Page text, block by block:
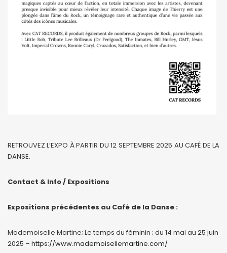
RETROUVEZ L’EXPO À PARTIR DU 12 SEPTEMBRE 2025 AU CAFÉ DE LA
DANSE.
Contact & Info / Expositions
Expositions précédentes au Café de la Danse :
Mademoiselle Martine; Le temps du féminin ; du 14 mai au 25 juin
2025 – https://www.mademoisellemartine.com/